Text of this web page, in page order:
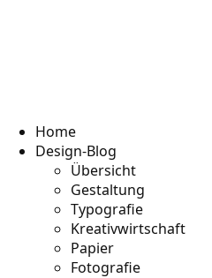
Home
Design-Blog
Übersicht
Gestaltung
Typografie
Kreativwirtschaft
Papier
Fotografie